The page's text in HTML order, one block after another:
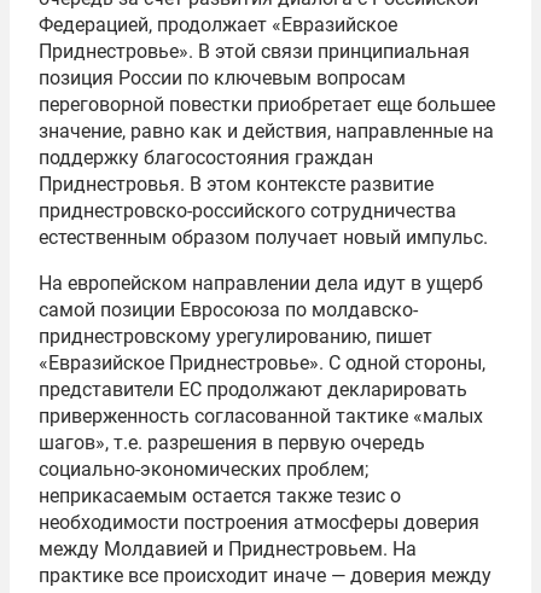
Федерацией, продолжает «Евразийское
Приднестровье». В этой связи принципиальная
позиция России по ключевым вопросам
переговорной повестки приобретает еще большее
значение, равно как и действия, направленные на
поддержку благосостояния граждан
Приднестровья. В этом контексте развитие
приднестровско-российского сотрудничества
естественным образом получает новый импульс.
На европейском направлении дела идут в ущерб
самой позиции Евросоюза по молдавско-
приднестровскому урегулированию, пишет
«Евразийское Приднестровье». С одной стороны,
представители ЕС продолжают декларировать
приверженность согласованной тактике «малых
шагов», т.е. разрешения в первую очередь
социально-экономических проблем;
неприкасаемым остается также тезис о
необходимости построения атмосферы доверия
между Молдавией и Приднестровьем. На
практике все происходит иначе — доверия между